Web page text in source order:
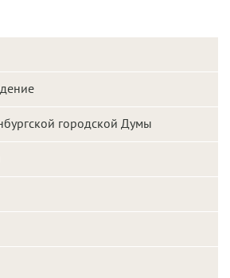
городской Думы